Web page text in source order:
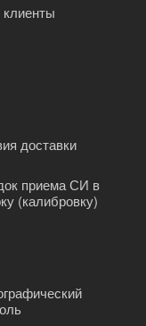
доставки
приема СИ в
(калибровку)